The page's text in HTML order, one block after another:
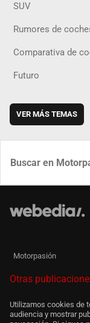
SUV
Rumores de
Comparativa de
Futuro
VER MÁS TEMAS
Motorpasión
Otras
Utilizamos cookies de
audiencia y mostrar